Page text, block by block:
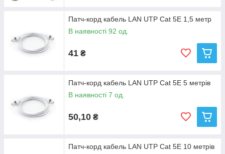
Патч-корд кабель LAN UTP Cat 5E 1,5 метр
В наявності 92 од.
41 ₴
Патч-корд кабель LAN UTP Cat 5E 5 метрів
В наявності 7 од.
50,10 ₴
Патч-корд кабель LAN UTP Cat 5E 10 метрів